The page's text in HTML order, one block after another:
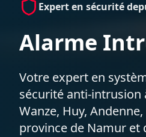
Expert en sécurité
Alarme
Votre expert en
sécurité anti-intrusion
Wanze, Huy,
province de Namur et